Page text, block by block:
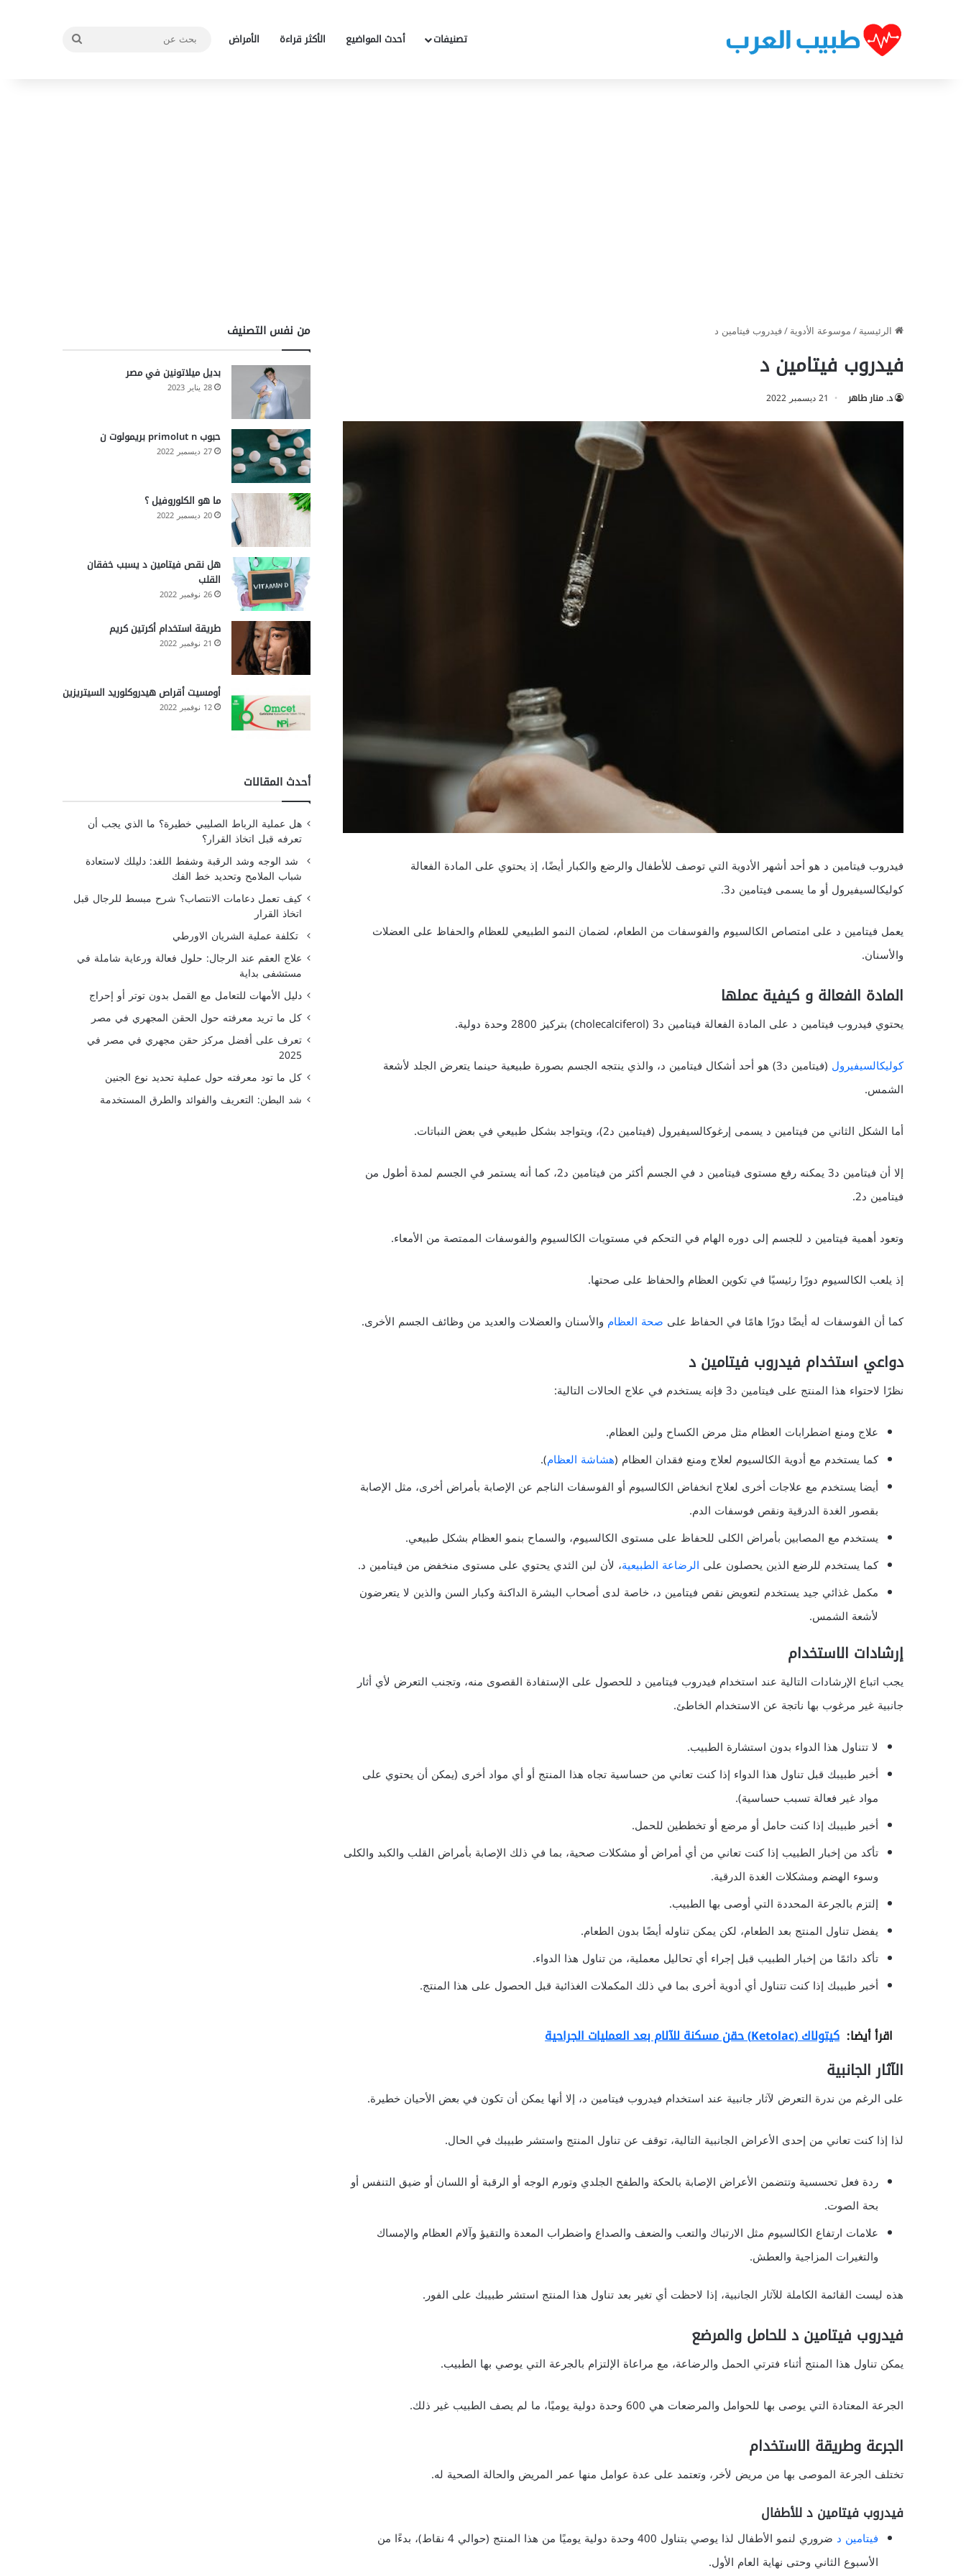
تصنيفات أحدث المواضيع الأكثر قراءة الأمراض
بحث
الرئيسية/موسوعة الأدوية/فيدروب فيتامين د
فيدروب فيتامين د
د. منار طاهر 21 ديسمبر 2022
فيدروب فيتامين د هو أحد أشهر الأدوية التي توصف للأطفال والرضع والكبار أيضًا، إذ يحتوي على المادة الفعالة
كوليكالسيفيرول أو ما يسمى فيتامين د3.
يعمل فيتامين د على امتصاص الكالسيوم والفوسفات من الطعام، لضمان النمو الطبيعي للعظام والحفاظ على العضلات
والأسنان.
المادة الفعالة و كيفية عملها
يحتوي فيدروب فيتامين د على المادة الفعالة فيتامين د3 (cholecalciferol) بتركيز 2800 وحدة دولية.
كوليكالسيفيرول
(فيتامين د3) هو أحد أشكال فيتامين د، والذي ينتجه الجسم بصورة طبيعية حينما يتعرض الجلد لأشعة
الشمس.
أما الشكل الثاني من فيتامين د يسمى إرغوكالسيفيرول (فيتامين د2)، ويتواجد بشكل طبيعي في بعض النباتات.
إلا أن فيتامين د3 يمكنه رفع مستوى فيتامين د في الجسم أكثر من فيتامين د2، كما أنه يستمر في الجسم لمدة أطول من
فيتامين د2.
وتعود أهمية فيتامين د للجسم إلى دوره الهام في التحكم في مستويات الكالسيوم والفوسفات الممتصة من الأمعاء.
إذ يلعب الكالسيوم دورًا رئيسيًا في تكوين العظام والحفاظ على صحتها.
كما أن الفوسفات له أيضًا دورًا هامًا في الحفاظ على صحة العظام والأسنان والعضلات والعديد من وظائف الجسم الأخرى.
دواعي استخدام فيدروب فيتامين د
نظرًا لاحتواء هذا المنتج على فيتامين د3 فإنه يستخدم في علاج الحالات التالية:
علاج ومنع اضطرابات العظام مثل مرض الكساح ولين العظام.
كما يستخدم مع أدوية الكالسيوم لعلاج ومنع فقدان العظام (هشاشة العظام).
أيضا يستخدم مع علاجات أخرى لعلاج انخفاض الكالسيوم أو الفوسفات الناجم عن الإصابة بأمراض أخرى، مثل الإصابة
بقصور الغدة الدرقية ونقص فوسفات الدم.
يستخدم مع المصابين بأمراض الكلى للحفاظ على مستوى الكالسيوم، والسماح بنمو العظام بشكل طبيعي.
كما يستخدم للرضع الذين يحصلون على الرضاعة الطبيعية، لأن لبن الثدي يحتوي على مستوى منخفض من فيتامين د.
مكمل غذائي جيد يستخدم لتعويض نقص فيتامين د، خاصة لدى أصحاب البشرة الداكنة وكبار السن والذين لا يتعرضون
لأشعة الشمس.
إرشادات الاستخدام
يجب اتباع الإرشادات التالية عند استخدام فيدروب فيتامين د للحصول على الإستفادة القصوى منه، وتجنب التعرض لأي أثار
جانبية غير مرغوب بها ناتجة عن الاستخدام الخاطئ.
لا تتناول هذا الدواء بدون استشارة الطبيب.
أخبر طبيبك قبل تناول هذا الدواء إذا كنت تعاني من حساسية تجاه هذا المنتج أو أي مواد أخرى (يمكن أن يحتوي على
مواد غير فعالة تسبب حساسية).
أخبر طبيبك إذا كنت حامل أو مرضع أو تخططين للحمل.
تأكد من إخبار الطبيب إذا كنت تعاني من أي أمراض أو مشكلات صحية، بما في ذلك الإصابة بأمراض القلب والكبد والكلى
وسوء الهضم ومشكلات الغدة الدرقية.
إلتزم بالجرعة المحددة التي أوصى بها الطبيب.
يفضل تناول المنتج بعد الطعام، لكن يمكن تناوله أيضًا بدون الطعام.
تأكد دائمًا من إخبار الطبيب قبل إجراء أي تحاليل معملية، من تناول هذا الدواء.
أخبر طبيبك إذا كنت تتناول أي أدوية أخرى بما في ذلك المكملات الغذائية قبل الحصول على هذا المنتج.
اقرأ أيضا: كيتولاك (Ketolac) حقن مسكنة للآلام بعد العمليات الجراحية
الآثار الجانبية
على الرغم من ندرة التعرض لآثار جانبية عند استخدام فيدروب فيتامين د، إلا أنها يمكن أن تكون في بعض الأحيان خطيرة.
لذا إذا كنت تعاني من إحدى الأعراض الجانبية التالية، توقف عن تناول المنتج واستشر طبيبك في الحال.
ردة فعل تحسسية وتتضمن الأعراض الإصابة بالحكة والطفح الجلدي وتورم الوجه أو الرقبة أو اللسان أو ضيق التنفس أو
بحة الصوت.
علامات ارتفاع الكالسيوم مثل الارتباك والتعب والضعف والصداع واضطراب المعدة والتقيؤ وآلام العظام والإمساك
والتغيرات المزاجية والعطش.
هذه ليست القائمة الكاملة للآثار الجانبية، إذا لاحظت أي تغير بعد تناول هذا المنتج استشر طبيبك على الفور.
فيدروب فيتامين د للحامل والمرضع
يمكن تناول هذا المنتج أثناء فترتي الحمل والرضاعة، مع مراعاة الإلتزام بالجرعة التي يوصي بها الطبيب.
الجرعة المعتادة التي يوصى بها للحوامل والمرضعات هي 600 وحدة دولية يوميًا، ما لم يصف الطبيب غير ذلك.
الجرعة وطريقة الاستخدام
تختلف الجرعة الموصى بها من مريض لأخر، وتعتمد على عدة عوامل منها عمر المريض والحالة الصحية له.
فيدروب فيتامين د للأطفال
فيتامين د
ضروري لنمو الأطفال لذا يوصي بتناول 400 وحدة دولية يوميًا من هذا المنتج (حوالي 4 نقاط)، بدءًا من
الأسبوع الثاني وحتى نهاية العام الأول.
من نفس التصنيف
بديل ميلاتونين في مصر
28 يناير 2023
حبوب primolut n بريمولوت ن
27 ديسمبر 2022
ما هو الكلوروفيل ؟
20 ديسمبر 2022
هل نقص فيتامين د يسبب خفقان
القلب
26 نوفمبر 2022
طريقة استخدام أكرتين كريم
21 نوفمبر 2022
أومسيت أقراص هيدروكلوريد السيتريزين
12 نوفمبر 2022
أحدث المقالات
هل عملية الرباط الصليبي خطيرة؟ ما الذي يجب أن
تعرفه قبل اتخاذ القرار؟
شد الوجه وشد الرقبة وشفط اللغد: دليلك لاستعادة
شباب الملامح وتحديد خط الفك
كيف تعمل دعامات الانتصاب؟ شرح مبسط للرجال قبل
اتخاذ القرار
تكلفة عملية الشريان الاورطي
علاج العقم عند الرجال: حلول فعالة ورعاية شاملة في
مستشفى بداية
دليل الأمهات للتعامل مع القمل بدون توتر أو إحراج
كل ما تريد معرفته حول الحقن المجهري في مصر
تعرف على أفضل مركز حقن مجهري في مصر في
2025
كل ما تود معرفته حول عملية تحديد نوع الجنين
شد البطن: التعريف والفوائد والطرق المستخدمة